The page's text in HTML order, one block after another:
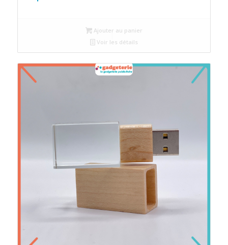
Ajouter au panier
Voir les détails